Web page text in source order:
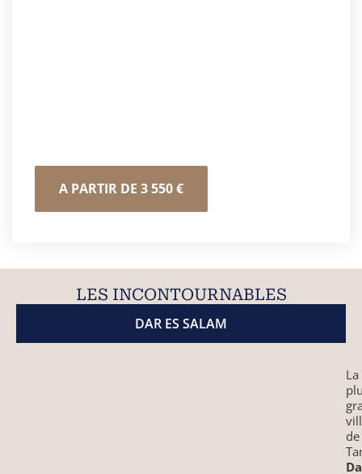
A PARTIR DE 3 550 €
LES INCONTOURNABLES
DAR ES SALAM
La
de